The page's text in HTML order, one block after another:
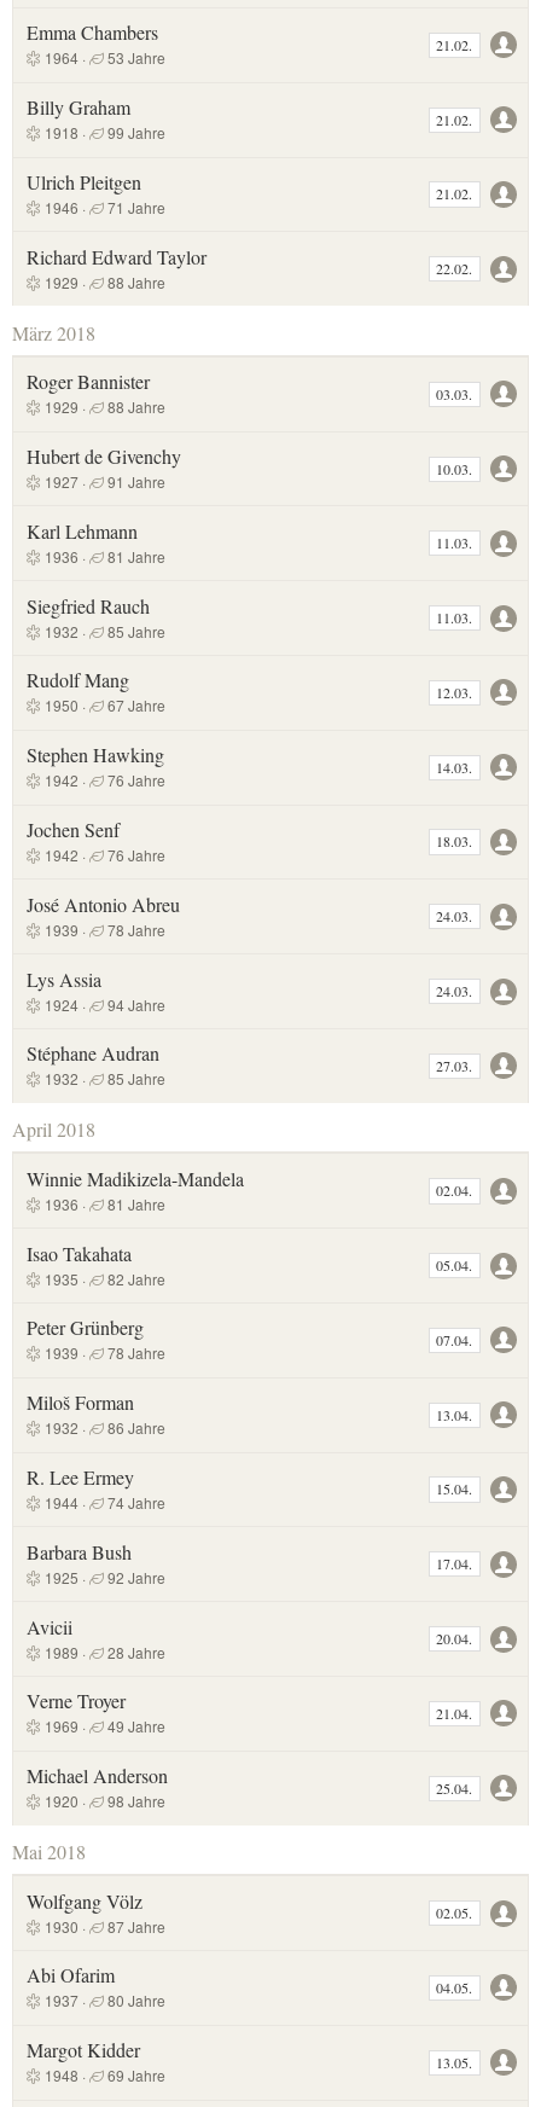
Emma Chambers
1964 · 53 Jahre
21.02.
Billy Graham
1918 · 99 Jahre
21.02.
Ulrich Pleitgen
1946 · 71 Jahre
21.02.
Richard Edward Taylor
1929 · 88 Jahre
22.02.
März 2018
Roger Bannister
1929 · 88 Jahre
03.03.
Hubert de Givenchy
1927 · 91 Jahre
10.03.
Karl Lehmann
1936 · 81 Jahre
11.03.
Siegfried Rauch
1932 · 85 Jahre
11.03.
Rudolf Mang
1950 · 67 Jahre
12.03.
Stephen Hawking
1942 · 76 Jahre
14.03.
Jochen Senf
1942 · 76 Jahre
18.03.
José Antonio Abreu
1939 · 78 Jahre
24.03.
Lys Assia
1924 · 94 Jahre
24.03.
Stéphane Audran
1932 · 85 Jahre
27.03.
April 2018
Winnie Madikizela-Mandela
1936 · 81 Jahre
02.04.
Isao Takahata
1935 · 82 Jahre
05.04.
Peter Grünberg
1939 · 78 Jahre
07.04.
Miloš Forman
1932 · 86 Jahre
13.04.
R. Lee Ermey
1944 · 74 Jahre
15.04.
Barbara Bush
1925 · 92 Jahre
17.04.
Avicii
1989 · 28 Jahre
20.04.
Verne Troyer
1969 · 49 Jahre
21.04.
Michael Anderson
1920 · 98 Jahre
25.04.
Mai 2018
Wolfgang Völz
1930 · 87 Jahre
02.05.
Abi Ofarim
1937 · 80 Jahre
04.05.
Margot Kidder
1948 · 69 Jahre
13.05.